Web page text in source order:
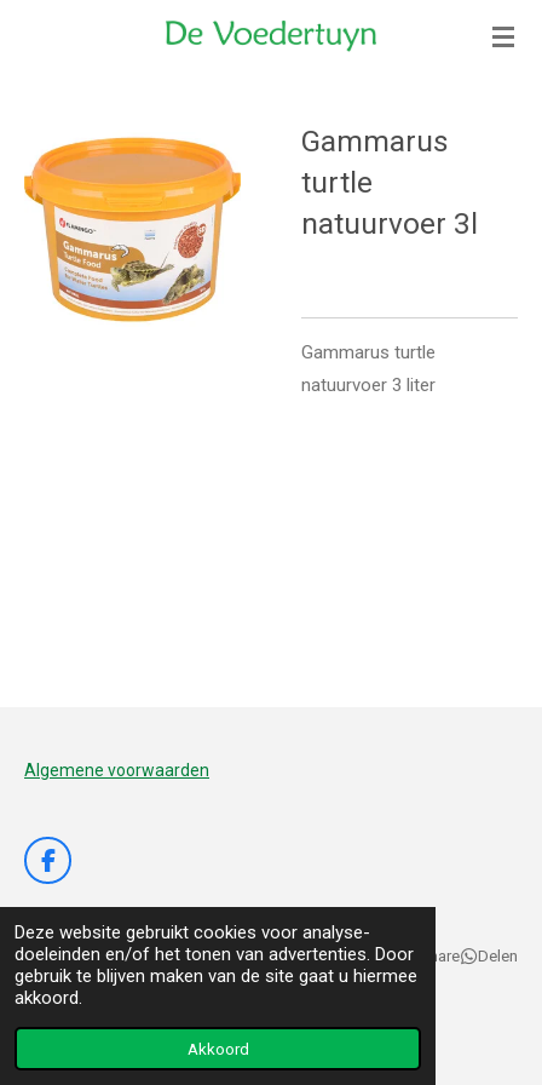
Deze website gebruikt cookies voor analyse-
doeleinden en/of het tonen van advertenties. Door
gebruik te blijven maken van de site gaat u hiermee
akkoord.
Akkoord
hoofdinhoud
Gammarus
turtle
natuurvoer 3l
Gammarus turtle
natuurvoer 3 liter
Algemene voorwaarden
F
a
c
e
b
o
o
k
Delen Deel Share Delen
© 2020 - 2026 De Voedertuyn